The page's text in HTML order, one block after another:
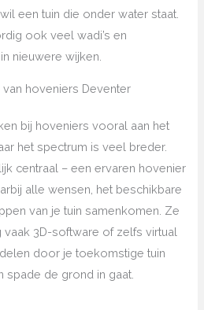
een tuin die onder water staat.
ook veel wadi’s en
nieuwere wijken.
hoveniers Deventer
bij hoveniers vooral aan het
het spectrum is veel breder.
centraal – een ervaren hovenier
alle wensen, het beschikbare
van je tuin samenkomen. Ze
3D-software of zelfs virtual
door je toekomstige tuin
de grond in gaat.